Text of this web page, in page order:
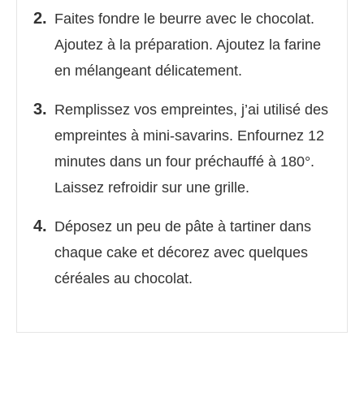
Faites fondre le beurre avec le chocolat.
Ajoutez à la préparation. Ajoutez la farine
en mélangeant délicatement.
Remplissez vos empreintes, j’ai utilisé des
empreintes à mini-savarins. Enfournez 12
minutes dans un four préchauffé à 180°.
Laissez refroidir sur une grille.
Déposez un peu de pâte à tartiner dans
chaque cake et décorez avec quelques
céréales au chocolat.